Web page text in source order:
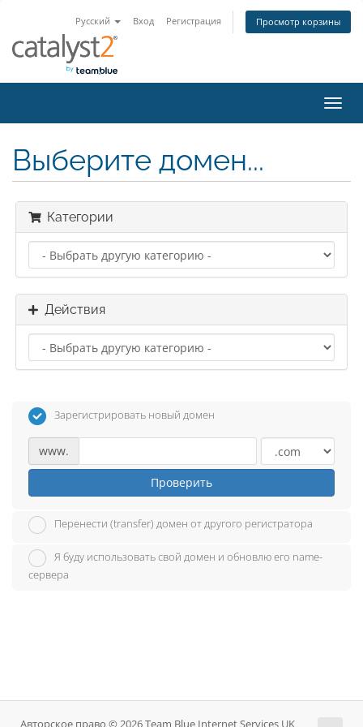
Русский Вход Регистрация Просмотр корзины
Выберите домен...
Категории
Действия
Зарегистрировать новый домен
www.
Проверить
Перенести (transfer) домен от другого регистратора
Я буду использовать свой домен и обновлю его name-
сервера
Авторское право © 2026 Team Blue Internet Services UK